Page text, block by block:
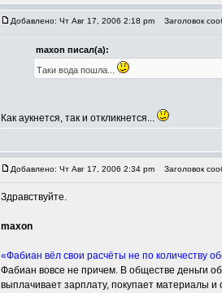
Добавлено: Чт Авг 17, 2006 2:18 pm Заголовок
maxon писал(а):
Таки вода пошла...
Как аукнется, так и откликнется...
Добавлено: Чт Авг 17, 2006 2:34 pm Заголовок
Здравствуйте.
maxon
«Фабиан вёл свои расчёты не по количеству
Фабиан вовсе не причем. В обществе деньги
выплачивает зарплату, покупает материалы